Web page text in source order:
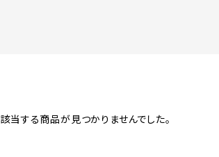
該当する商品が見つかりませんでした。